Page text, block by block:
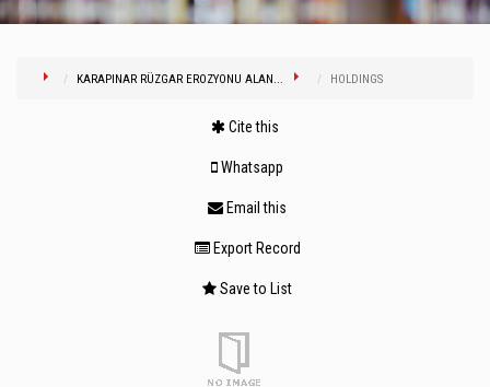
KARAPINAR RÜZGAR EROZYONU ALAN... HOLDINGS
Cite this
Whatsapp
Email this
Export Record
Save to List